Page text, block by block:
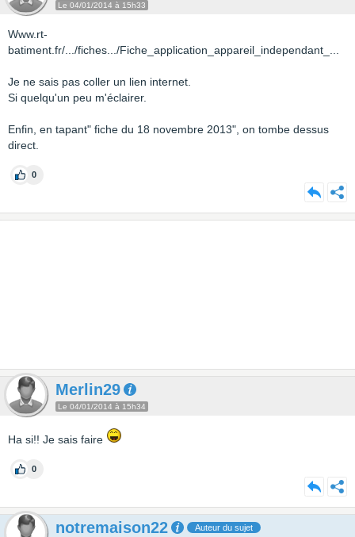
Le 04/01/2014 à 15h33
Www.rt-
batiment.fr/.../fiches.../Fiche_application_appareil_independant_...
Je ne sais pas coller un lien internet.
Si quelqu'un peu m'éclairer.
Enfin, en tapant" fiche du 18 novembre 2013", on tombe dessus
direct.
0
Merlin29
Le 04/01/2014 à 15h34
Ha si!! Je sais faire
0
notremaison22 Auteur du sujet